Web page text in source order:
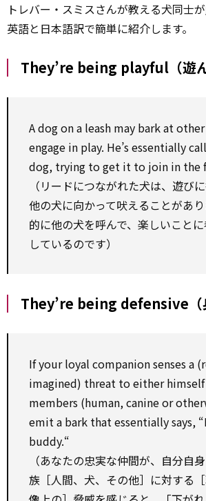
トレバー・スミスさんが教える犬同士が
英語と日本語訳で簡単に紹介します。
They’re being playful（遊ん
A dog on a leash may bark at
engage in play. He’s essentially
dog, trying to get it to join in the
（リードにつながれた犬は、遊び
他の犬に向かって吠えることがあ
的に他の犬を呼んで、楽しいこと
しているのです）
They’re being defensive（
If your loyal companion senses a
imagined) threat to either
members (human, canine or
emit a bark that essentially says,
buddy.“
（あなたの忠実な仲間が、自分自
族［人間、犬、その他］に対する